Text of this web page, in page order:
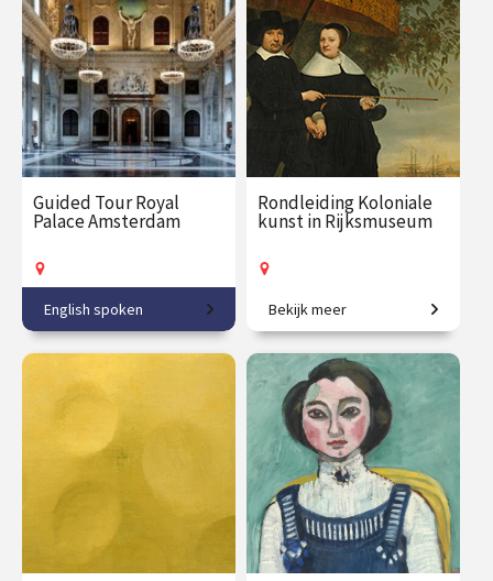
€ 31.00
vanaf 25
aug.
Op locatie
€ 27.50
vanaf 1
sep.
Op locatie
Guided Tour Royal
Palace Amsterdam
From town hall to Royal
Palace.
€ 27.50
Op locatie
English spoken
Rondleiding Koloniale
kunst in Rijksmuseum
Schilderijen als historische
getuigen.
€ 27.50
vanaf 17
sep.
Op locatie
Bekijk meer